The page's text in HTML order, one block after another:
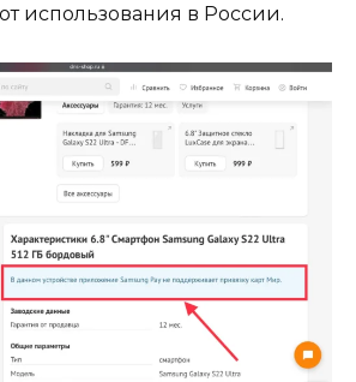
использования в России.